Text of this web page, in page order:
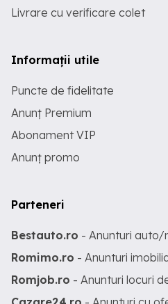
Livrare cu verificare colet
Informații utile
Puncte de fidelitate
Anunț Premium
Abonament VIP
Anunț promo
Parteneri
Bestauto.ro - Anunturi auto/
Romimo.ro - Anunturi
Romjob.ro - Anunturi locuri